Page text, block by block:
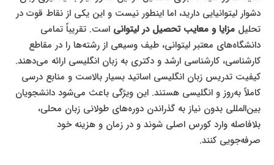
دشوار لیتوانیایی دارید، اما اینطور نیست و این یکی از نقاط قوت در
تحلیلمزایا و معایب تحصیل در لیتوانی است. تقریباً تمامی
دانشگاه‌های معتبر لیتوانی، طیف وسیعی از رشته‌ها را در مقاطع
کارشناسی، کارشناسی ارشد و دکتری به زبان انگلیسی ارائه می‌دهند.
کیفیت تدریس زبان انگلیسی اساتید بسیار بالاست و منابع درسی
کاملاً به‌روز و انگلیسی هستند. این ویژگی باعث می‌شود دانشجویان
بین‌المللی بدون نیاز به گذراندن دوره‌های طولانی زبان محلی،
بلافاصله وارد کورس اصلی شوند و در زمان و هزینه خود
صرفه‌جویی کنند.